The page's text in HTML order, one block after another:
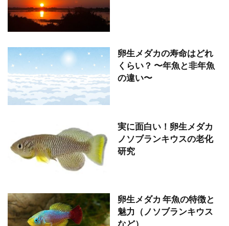
卵生メダカの寿命はどれ
くらい？ 〜年魚と非年魚
の違い〜
実に面白い！卵生メダカ
ノソブランキウスの老化
研究
卵生メダカ 年魚の特徴と
魅力（ノソブランキウス
など）